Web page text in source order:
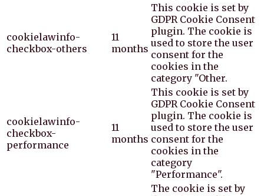
cookielawinfo-
checkbox-others
11
months
This cookie is set by
GDPR Cookie Consent
plugin. The cookie is
used to store the user
consent for the
cookies in the
category "Other.
cookielawinfo-
checkbox-
performance
11
months
This cookie is set by
GDPR Cookie Consent
plugin. The cookie is
used to store the user
consent for the
cookies in the
category
"Performance".
The cookie is set by